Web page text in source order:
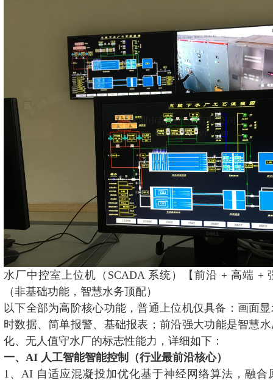
水厂中控室上位机（SCADA 系统）【前沿 + 高端 +
（非基础功能，智慧水务顶配）
以下全部为高阶核心功能，普通上位机仅具备：画面
时数据、简单报警、基础报表；前沿强大功能是智慧
化、无人值守水厂的标志性能力，详细如下：
一、AI 人工智能智能控制（行业最前沿核心）
1、AI 自适应混凝投加优化基于神经网络算法，融合